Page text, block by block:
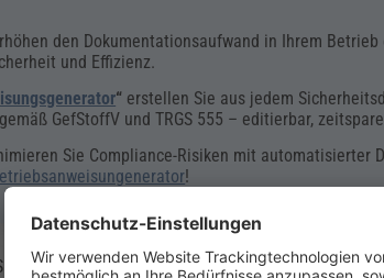
den Dokumentationsaufwand in Ihrem
und Effizienz.
“ erstellen Sie aus jedem
GefStoffV und TRGS 555 – editierbar,
Sie Compliance-Risiken mit automatisierter
!
1116 beispielsweise diese Schritte infrage: